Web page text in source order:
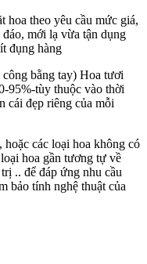
hoa theo yêu cầu mức giá,
mới lạ vừa tận dụng
đụng hàng
công bằng tay) Hoa tươi
95%-tùy thuộc vào thời
cái đẹp riêng của mỗi
các loại hoa không có
hoa gần tương tự về
.. để đáp ứng nhu cầu
bảo tính nghệ thuật của